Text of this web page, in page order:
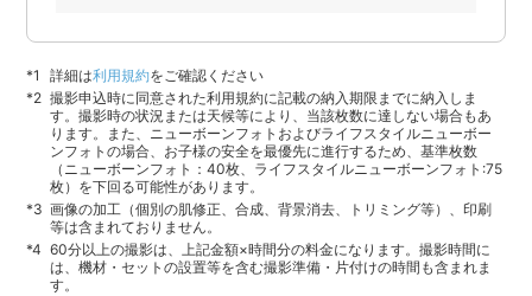
詳細は利用規約をご確認ください
撮影申込時に同意された利用規約に記載の納入期限までに納入しま
す。撮影時の状況または天候等により、当該枚数に達しない場合もあ
ります。また、ニューボーンフォトおよびライフスタイルニューボー
ンフォトの場合、お子様の安全を最優先に進行するため、基準枚数
（ニューボーンフォト：40枚、ライフスタイルニューボーンフォト:75
枚）を下回る可能性があります。
画像の加工（個別の肌修正、合成、背景消去、トリミング等）、印刷
等は含まれておりません。
60分以上の撮影は、上記金額×時間分の料金になります。撮影時間に
は、機材・セットの設置等を含む撮影準備・片付けの時間も含まれま
す。